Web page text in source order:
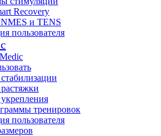
Recovery
NMES и TENS
пользователя
тренировок
пользователя